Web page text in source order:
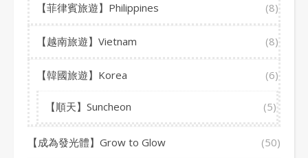
【菲律賓旅遊】Philippines (8)
【越南旅遊】Vietnam (8)
【韓國旅遊】Korea (6)
【順天】Suncheon (5)
【成為發光體】Grow to Glow (50)